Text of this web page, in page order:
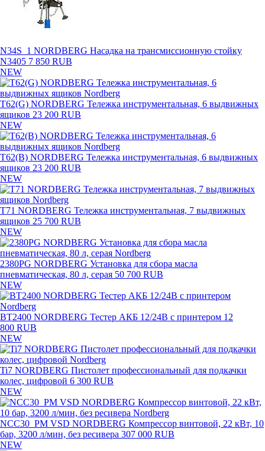
N34S_1 NORDBERG Насадка на трансмиссионную стойку
N3405 7 850 RUB
NEW
T62(G) NORDBERG Тележка инструментальная, 6 выдвижных
ящиков 23 200 RUB
NEW
T62(B) NORDBERG Тележка инструментальная, 6 выдвижных
ящиков 23 200 RUB
NEW
T71 NORDBERG Тележка инструментальная, 7 выдвижных
ящиков 25 700 RUB
NEW
2380PG NORDBERG Установка для сбора масла
пневматическая, 80 л, серая 50 700 RUB
NEW
BT2400 NORDBERG Тестер АКБ 12/24В с принтером 12
800 RUB
NEW
Ti7 NORDBERG Пистолет профессиональный для подкачки
колес, цифровой 6 300 RUB
NEW
NCC30_PM VSD NORDBERG Компрессор винтовой, 22 кВт, 10
бар, 3200 л/мин, без ресивера 307 000 RUB
NEW